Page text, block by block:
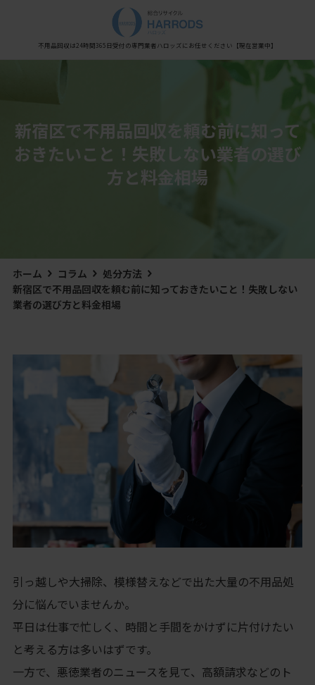
不用品回収は24時間365日受付の専門業者ハロッズにお任せください 【現在営業中】
/home/xs0909/kaisyu-fuyouhin.com/public_html/wp-content/themes/hestia/inc/views/blog/class-
新宿区で不用品回収を頼む前に知って
おきたいこと！失敗しない業者の選び
方と料金相場
ホーム コラム
処分方法
新宿区で不用品回収を頼む前に知っておきたいこと！失敗しない
業者の選び方と料金相場
引っ越しや大掃除、模様替えなどで出た大量の不用品処
分に悩んでいませんか。
平日は仕事で忙しく、時間と手間をかけずに片付けたい
と考える方は多いはずです。
一方で、悪徳業者のニュースを見て、高額請求などのト